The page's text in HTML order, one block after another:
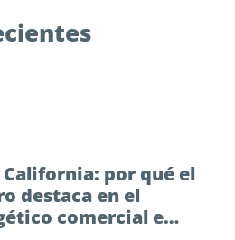
por qué el
destaca en el
comercial e